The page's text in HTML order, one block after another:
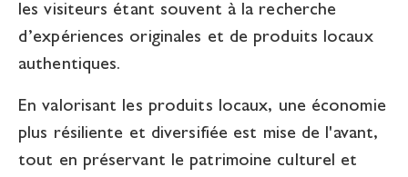
les visiteurs étant souvent à la recherche
d’expériences originales et de produits locaux
authentiques.
En valorisant les produits locaux, une économie
plus résiliente et diversifiée est mise de l'avant,
tout en préservant le patrimoine culturel et